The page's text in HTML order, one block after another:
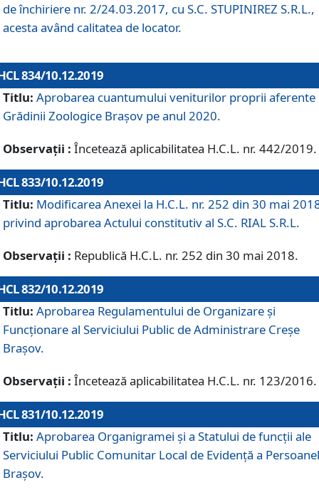
de închiriere nr. 2/24.03.2017, cu S.C. STUPINIREZ S.R.L.,
acesta având calitatea de locator.
834/10.12.2019
Titlu: Aprobarea cuantumului veniturilor proprii aferente
Grădinii Zoologice Braşov pe anul 2020.
Observații : Încetează aplicabilitatea H.C.L. nr. 442/2019.
833/10.12.2019
Titlu: Modificarea Anexei la H.C.L. nr. 252 din 30 mai
privind aprobarea Actului constitutiv al S.C. RIAL S.R.L.
Observații : Republică H.C.L. nr. 252 din 30 mai 2018.
832/10.12.2019
Titlu: Aprobarea Regulamentului de Organizare și
Funcționare al Serviciului Public de Administrare Creșe
Brașov.
Observații : Încetează aplicabilitatea H.C.L. nr. 123/2016.
831/10.12.2019
Titlu: Aprobarea Organigramei și a Statului de funcții ale
Serviciului Public Comunitar Local de Evidență a
Brașov.